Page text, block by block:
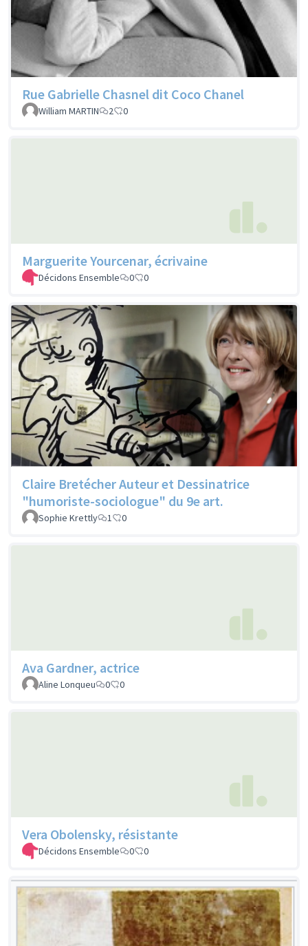
Rue Gabrielle Chasnel dit Coco Chanel
William MARTIN 2 0
Marguerite Yourcenar, écrivaine
Décidons Ensemble 0 0
Claire Bretécher Auteur et Dessinatrice
"humoriste-sociologue" du 9e art.
Sophie Krettly 1 0
Ava Gardner, actrice
Aline Lonqueu 0 0
Vera Obolensky, résistante
Décidons Ensemble 0 0